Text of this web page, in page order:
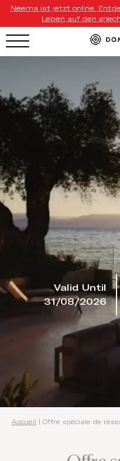
Neema ist jetzt online.
Leben auf den
Domes Homepage
Our Resorts
Our Brands
Signature Concepts
Domes Stories
Contact
Valid Until
31/08/2026
Accueil Offre spéciale de